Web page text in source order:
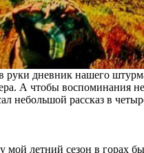
руки дневник нашего
А чтобы воспоминания
небольшой рассказ в
мой летний сезон в горах